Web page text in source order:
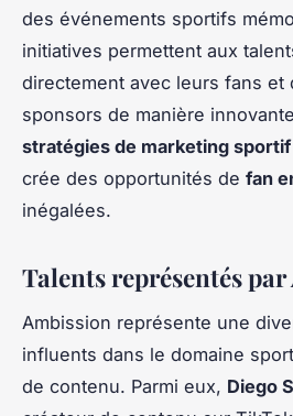
des événements sportifs
initiatives permettent aux
directement avec leurs fans et
sponsors de manière
stratégies de marketing sportif
crée des opportunités de fan
inégalées.
Talents représentés
Ambission représente une
influents dans le domaine
de contenu. Parmi eux, Diego